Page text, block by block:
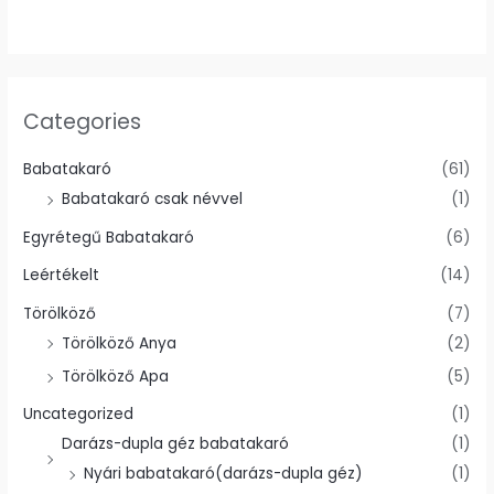
Categories
Babatakaró
(61)
Babatakaró csak névvel
(1)
Egyrétegű Babatakaró
(6)
Leértékelt
(14)
Törölköző
(7)
Törölköző Anya
(2)
Törölköző Apa
(5)
Uncategorized
(1)
Darázs-dupla géz babatakaró
(1)
Nyári babatakaró(darázs-dupla géz)
(1)